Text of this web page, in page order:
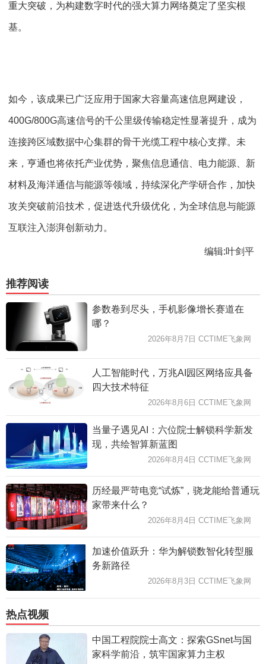
重大突破，为构建数字时代的强大算力网络奠定了坚实根
基。
如今，该成果已广泛应用于国家大容量高速信息网建设，
400G/800G高速信号的千公里级传输稳定性显著提升，成为
连接跨区域数据中心集群的骨干光缆工程中核心支撑。未
来，亨通也将依托产业优势，聚焦信息通信、电力能源、新
材料及海洋通信与能源等领域，持续深化产学研合作，加快
攻关突破前沿技术，促进迭代升级优化，为全球信息与能源
互联注入澎湃创新动力。
编辑:叶剑平
推荐阅读
参数卷到尽头，手机影像增长赛道在
哪？
2026年8月7日 CCTIME飞象网
人工智能时代，万兆AI园区网络应具备
四大技术特征
2026年8月6日 CCTIME飞象网
当量子遇见AI：六位院士解锁科学新发
现，共绘智算新蓝图
2026年8月4日 CCTIME飞象网
历经最严苛电竞“试炼”，骁龙能给普通玩
家带来什么？
2026年8月4日 CCTIME飞象网
加速价值跃升：华为解锁数智化转型服
务新路径
2026年8月3日 CCTIME飞象网
热点视频
中国工程院院士高文：探索GSnet与国
家科学前沿，筑牢国家算力主权